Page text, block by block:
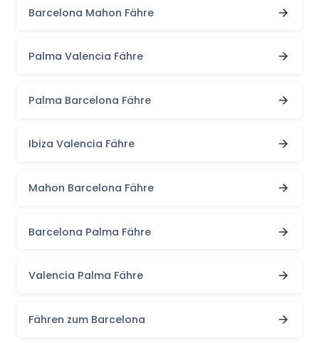
Barcelona Mahon Fähre
Palma Valencia Fähre
Palma Barcelona Fähre
Ibiza Valencia Fähre
Mahon Barcelona Fähre
Barcelona Palma Fähre
Valencia Palma Fähre
Fähren zum Barcelona